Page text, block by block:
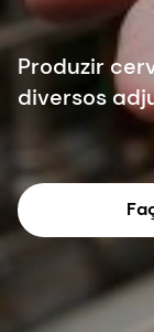
Produzir
diversos